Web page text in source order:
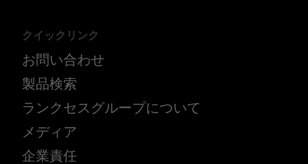
クイックリンク
お問い合わせ
製品検索
ランクセスグループについて
メディア
企業責任